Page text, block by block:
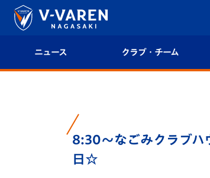
ニュース クラブ・チーム
クラブ概要
8:30～なごみクラブ
日☆